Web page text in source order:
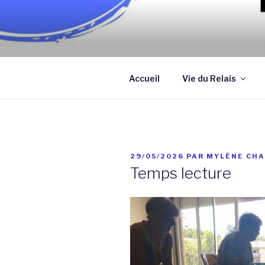
contenu
Association qui a pour
assistantes maternelles et/
Accueil Vie du Relais
PUBLIÉ
29/05/2026 PAR MYLÈNE
Temps lecture